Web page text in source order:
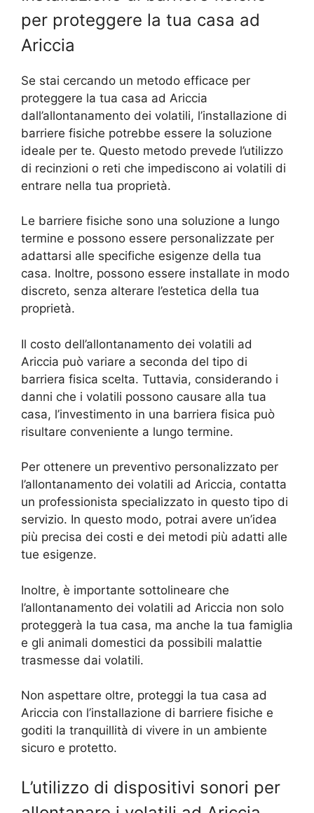
per proteggere la tua casa ad
Ariccia
Se stai cercando un metodo efficace per
proteggere la tua casa ad Ariccia
dall’allontanamento dei volatili, l’installazione di
barriere fisiche potrebbe essere la soluzione
ideale per te. Questo metodo prevede l’utilizzo
di recinzioni o reti che impediscono ai volatili di
entrare nella tua proprietà.
Le barriere fisiche sono una soluzione a lungo
termine e possono essere personalizzate per
adattarsi alle specifiche esigenze della tua
casa. Inoltre, possono essere installate in modo
discreto, senza alterare l’estetica della tua
proprietà.
Il costo dell’allontanamento dei volatili ad
Ariccia può variare a seconda del tipo di
barriera fisica scelta. Tuttavia, considerando i
danni che i volatili possono causare alla tua
casa, l’investimento in una barriera fisica può
risultare conveniente a lungo termine.
Per ottenere un preventivo personalizzato per
l’allontanamento dei volatili ad Ariccia, contatta
un professionista specializzato in questo tipo di
servizio. In questo modo, potrai avere un’idea
più precisa dei costi e dei metodi più adatti alle
tue esigenze.
Inoltre, è importante sottolineare che
l’allontanamento dei volatili ad Ariccia non solo
proteggerà la tua casa, ma anche la tua famiglia
e gli animali domestici da possibili malattie
trasmesse dai volatili.
Non aspettare oltre, proteggi la tua casa ad
Ariccia con l’installazione di barriere fisiche e
goditi la tranquillità di vivere in un ambiente
sicuro e protetto.
L’utilizzo di dispositivi sonori per